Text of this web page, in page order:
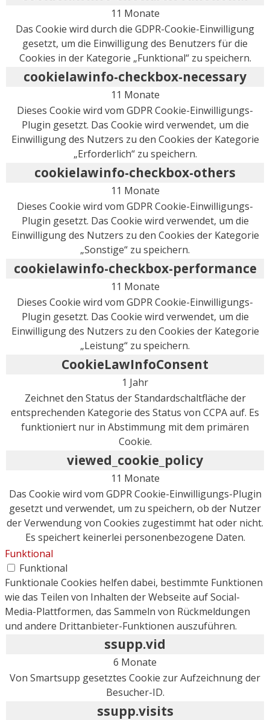
11 Monate
Das Cookie wird durch die GDPR-Cookie-Einwilligung
gesetzt, um die Einwilligung des Benutzers für die
Cookies in der Kategorie „Funktional“ zu speichern.
cookielawinfo-checkbox-necessary
11 Monate
Dieses Cookie wird vom GDPR Cookie-Einwilligungs-
Plugin gesetzt. Das Cookie wird verwendet, um die
Einwilligung des Nutzers zu den Cookies der Kategorie
„Erforderlich“ zu speichern.
cookielawinfo-checkbox-others
11 Monate
Dieses Cookie wird vom GDPR Cookie-Einwilligungs-
Plugin gesetzt. Das Cookie wird verwendet, um die
Einwilligung des Nutzers zu den Cookies der Kategorie
„Sonstige“ zu speichern.
cookielawinfo-checkbox-performance
11 Monate
Dieses Cookie wird vom GDPR Cookie-Einwilligungs-
Plugin gesetzt. Das Cookie wird verwendet, um die
Einwilligung des Nutzers zu den Cookies der Kategorie
„Leistung“ zu speichern.
CookieLawInfoConsent
1 Jahr
Zeichnet den Status der Standardschaltfläche der
entsprechenden Kategorie des Status von CCPA auf. Es
funktioniert nur in Abstimmung mit dem primären
Cookie.
viewed_cookie_policy
11 Monate
Das Cookie wird vom GDPR Cookie-Einwilligungs-Plugin
gesetzt und verwendet, um zu speichern, ob der Nutzer
der Verwendung von Cookies zugestimmt hat oder nicht.
Es speichert keinerlei personenbezogene Daten.
Funktional
Funktional
Funktionale Cookies helfen dabei, bestimmte Funktionen
wie das Teilen von Inhalten der Webseite auf Social-
Media-Plattformen, das Sammeln von Rückmeldungen
und andere Drittanbieter-Funktionen auszuführen.
ssupp.vid
6 Monate
Von Smartsupp gesetztes Cookie zur Aufzeichnung der
Besucher-ID.
ssupp.visits